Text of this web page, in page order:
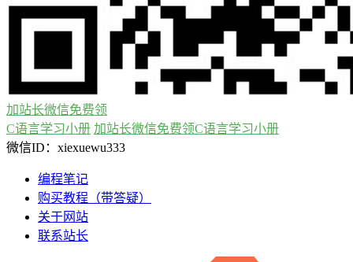
加站长微信免费领
C语言学习小册 加站长微信免费领C语言学习小册
微信ID：xiexuewu333
编程笔记
购买教程（带答疑）
关于网站
联系站长